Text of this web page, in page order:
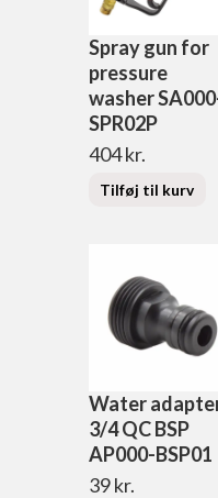
Spray gun for
pressure
washer
SPR02P
404kr.
Tilføj til kurv
Water
3/4 QC BSP
AP000-BSP01
39kr.